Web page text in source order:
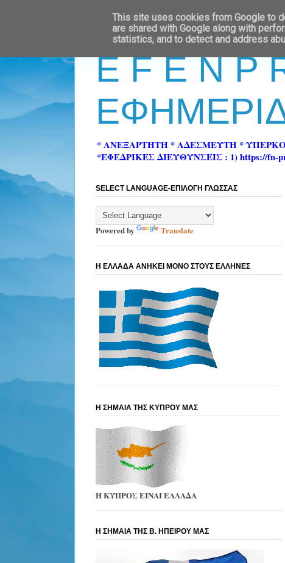
E F E N P
* ΑΝΕΞΑΡΤΗΤΗ * ΑΔΕΣΜΕΥΤΗ *
*ΕΦΕΔΡΙΚΕΣ ΔΙΕΥΘΥΝΣΕΙΣ : 1) https://fn-
SELECT LANGUAGE-ΕΠΙΛΟΓΗ ΓΛΩΣΣΑΣ
Powered by Translate
Η ΕΛΛΑΔΑ ΑΝΗΚΕΙ ΜΟΝΟ ΣΤΟΥΣ ΕΛΛΗΝΕΣ
Η ΣΗΜΑΙΑ ΤΗΣ ΚΥΠΡΟΥ ΜΑΣ
Η ΚΥΠΡΟΣ ΕΙΝΑΙ ΕΛΛΑΔΑ
Η ΣΗΜΑΙΑ ΤΗΣ Β. ΗΠΕΙΡΟΥ ΜΑΣ
This site uses cookies from Google to
are shared with Google along with
statistics, and to detect and address